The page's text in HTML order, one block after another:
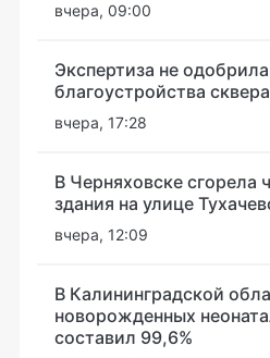
вчера, 09:00
Экспертиза не
благоустройства
вчера, 17:28
В Черняховске сгорела
здания на улице
вчера, 12:09
В Калининградской
новорожденных
составил 99,6%